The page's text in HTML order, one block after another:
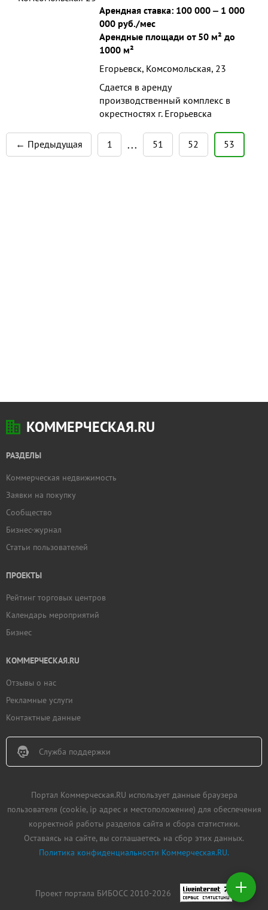
Добавить
Создать
Арендная ставка: 100 000 ‒ 1 000
000 руб./мес
Арендные площади от 50 м² до
1000 м²
Егорьевск, Комсомольская, 23
Сдается в аренду
производственный комплекс в
окрестностях г. Егорьевска
оборудованные цеха: - по
производству сэндвич-панелей (1
← Предыдущая 1 • • • 51 52 53
КОММЕРЧЕСКАЯ.RU
РАЗДЕЛЫ
Коммерческая недвижимость
Заявки на покупку
Сообщество
Бизнес-журнал
Статьи пользователей
ПРОЕКТЫ
Рейтинг торговых центров
Календарь мероприятий
Бизнес
КОММЕРЧЕСКАЯ.RU
Отзывы о нас
Рекламные услуги
Контактные данные
Служба поддержки
Портал Коммерческая.RU использует данные браузера
пользователя (cookie, ip адрес и местоположение) для обеспечения
корректной работы разделов сайта и сбора статистики.
Оставаясь на сайте, вы соглашаетесь на сбор этих данных.
Политика конфиденциальности Коммерческая.RU.
Проект портала БИБОСС 2010-2026